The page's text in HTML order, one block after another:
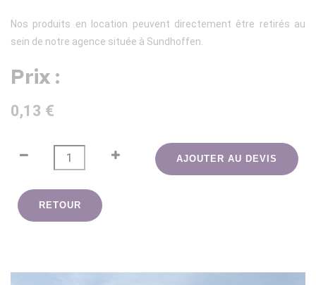
Nos produits en location peuvent directement être retirés au
sein de notre agence située à Sundhoffen.
Prix :
0,13 €
AJOUTER AU DEVIS
RETOUR